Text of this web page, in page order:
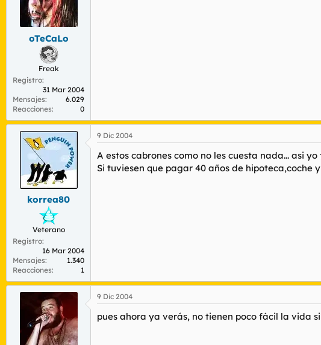
oTeCaLo
Freak
Registro
31 Mar 2004
Mensajes
6.029
Reacciones
0
korrea80
Veterano
Registro
16 Mar 2004
Mensajes
1.340
Reacciones
1
9 Dic 2004
A estos cabrones como no les cuesta nada... asi
Si tuviesen que pagar 40 años de hipoteca,coche
9 Dic 2004
pues ahora ya verás, no tienen poco fácil la vida